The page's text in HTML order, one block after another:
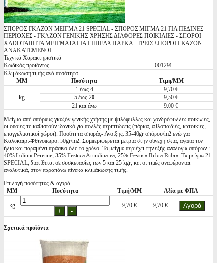
ΣΠΟΡΟΣ ΓΚΑΖΟΝ ΜΕΙΓΜΑ 21 SPECIAL - ΣΠΟΡΟΣ ΜΙΓΜΑ 21 ΓΙΑ ΠΕΔΙΝΕΣ
ΠΕΡΙΟΧΕΣ - ΓΚΑΖΟΝ ΓΕΝΙΚΗΣ ΧΡΗΣΗΣ ΔΙΑΦΟΡΕΣ ΠΟΙΚΙΛΙΕΣ - ΣΠΟΡΟΙ
ΧΛΟΟΤΑΠΗΤΑ ΜΕΙΓΜΑΤΑ ΓΙΑ ΓΗΠΕΔΑ ΠΑΡΚΑ - ΤΡΕΙΣ ΣΠΟΡΟΙ ΓΚΑΖΟΝ
ΑΝΑΚΑΤΕΜΕΝΟΙ
Τεχνικά Χαρακτηριστικά
Κωδικός προϊόντος
001291
Κλιμάκωση τιμής ανά ποσότητα
ΜΜ
Ποσότητα Τιμη/ΜΜ
kg
1 έως 4
9,70 €
5 έως 20
9,50 €
21 και άνω
9,00 €
Μείγμα από σπόρους γκαζόν γενικής χρήσης με ψιλόφυλλες και χονδρόφυλλες ποικιλίες,
οι οποίες το καθιστούν ιδανικό για πολλές περιπτώσεις (πάρκα, αθλοπαιδιές, κατοικίες,
επαγγελματικοί χώροι). Ποσότητα σποράς- Ανοιξης: 35-40gr σπόρου/m2 ενώ για
Καλοκαίρι-Φθινόπωρο: 50gr/m2. Συμπεριφέρεται μέτρια στην συνεχή σκιά, αγαπά τον
ήλιο και παραμένει πράσινο όλο το χρόνο. Το μείγμα περιέχει την εξής αναλογία σπόρων :
40% Lolium Perenne, 35% Festuca Arundinacea, 25% Festuca Rubra Rubra. Tο μείγμα 21
SPECIAL, διατίθεται σε συσκευασίες των 5 και 25 kgr, και οι τιμές αναφέρονται
αναλυτικά, στον παραπάνω πίνακα κλιμάκωσης τιμής.
Επιλογή ποσότητας & αγορά
ΜΜ
Ποσότητα Τιμή/ΜΜ Αξία με ΦΠΑ
kg 9,70 € 9,70 €
Σχετικά προϊόντα